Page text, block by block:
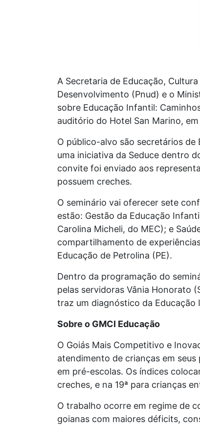
A Secretaria de Educação,
Desenvolvimento (Pnud) e o
sobre Educação Infantil:
auditório do Hotel San Marino,
O público-alvo são secretários
uma iniciativa da Seduce dentro
convite foi enviado aos
possuem creches.
O seminário vai oferecer sete
estão: Gestão da Educação
Carolina Micheli, do MEC); e
compartilhamento de
Educação de Petrolina (PE).
Dentro da programação do
pelas servidoras Vânia Honorato
traz um diagnóstico da
Sobre o GMCI Educação
O Goiás Mais Competitivo e
atendimento de crianças em
em pré-escolas. Os índices
creches, e na 19ª para crianças
O trabalho ocorre em regime de
goianas com maiores déficits,